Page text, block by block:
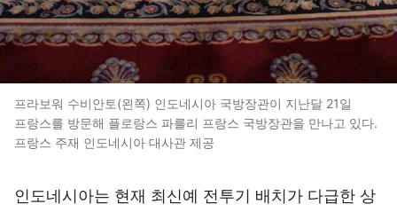
프라보워 수비안토(왼쪽) 인도네시아 국방장관이 지난달 21일
프랑스를 방문해 플로랑스 파를리 프랑스 국방장관을 만나고 있다.
프랑스 주재 인도네시아 대사관 제공
인도네시아는 현재 최신예 전투기 배치가 다급한 상